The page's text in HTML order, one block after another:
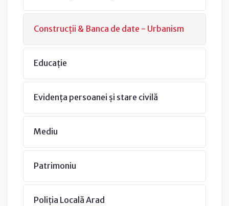
Construcții & Banca de date - Urbanism
Educație
Evidența persoanei și stare civilă
Mediu
Patrimoniu
Poliția Locală Arad